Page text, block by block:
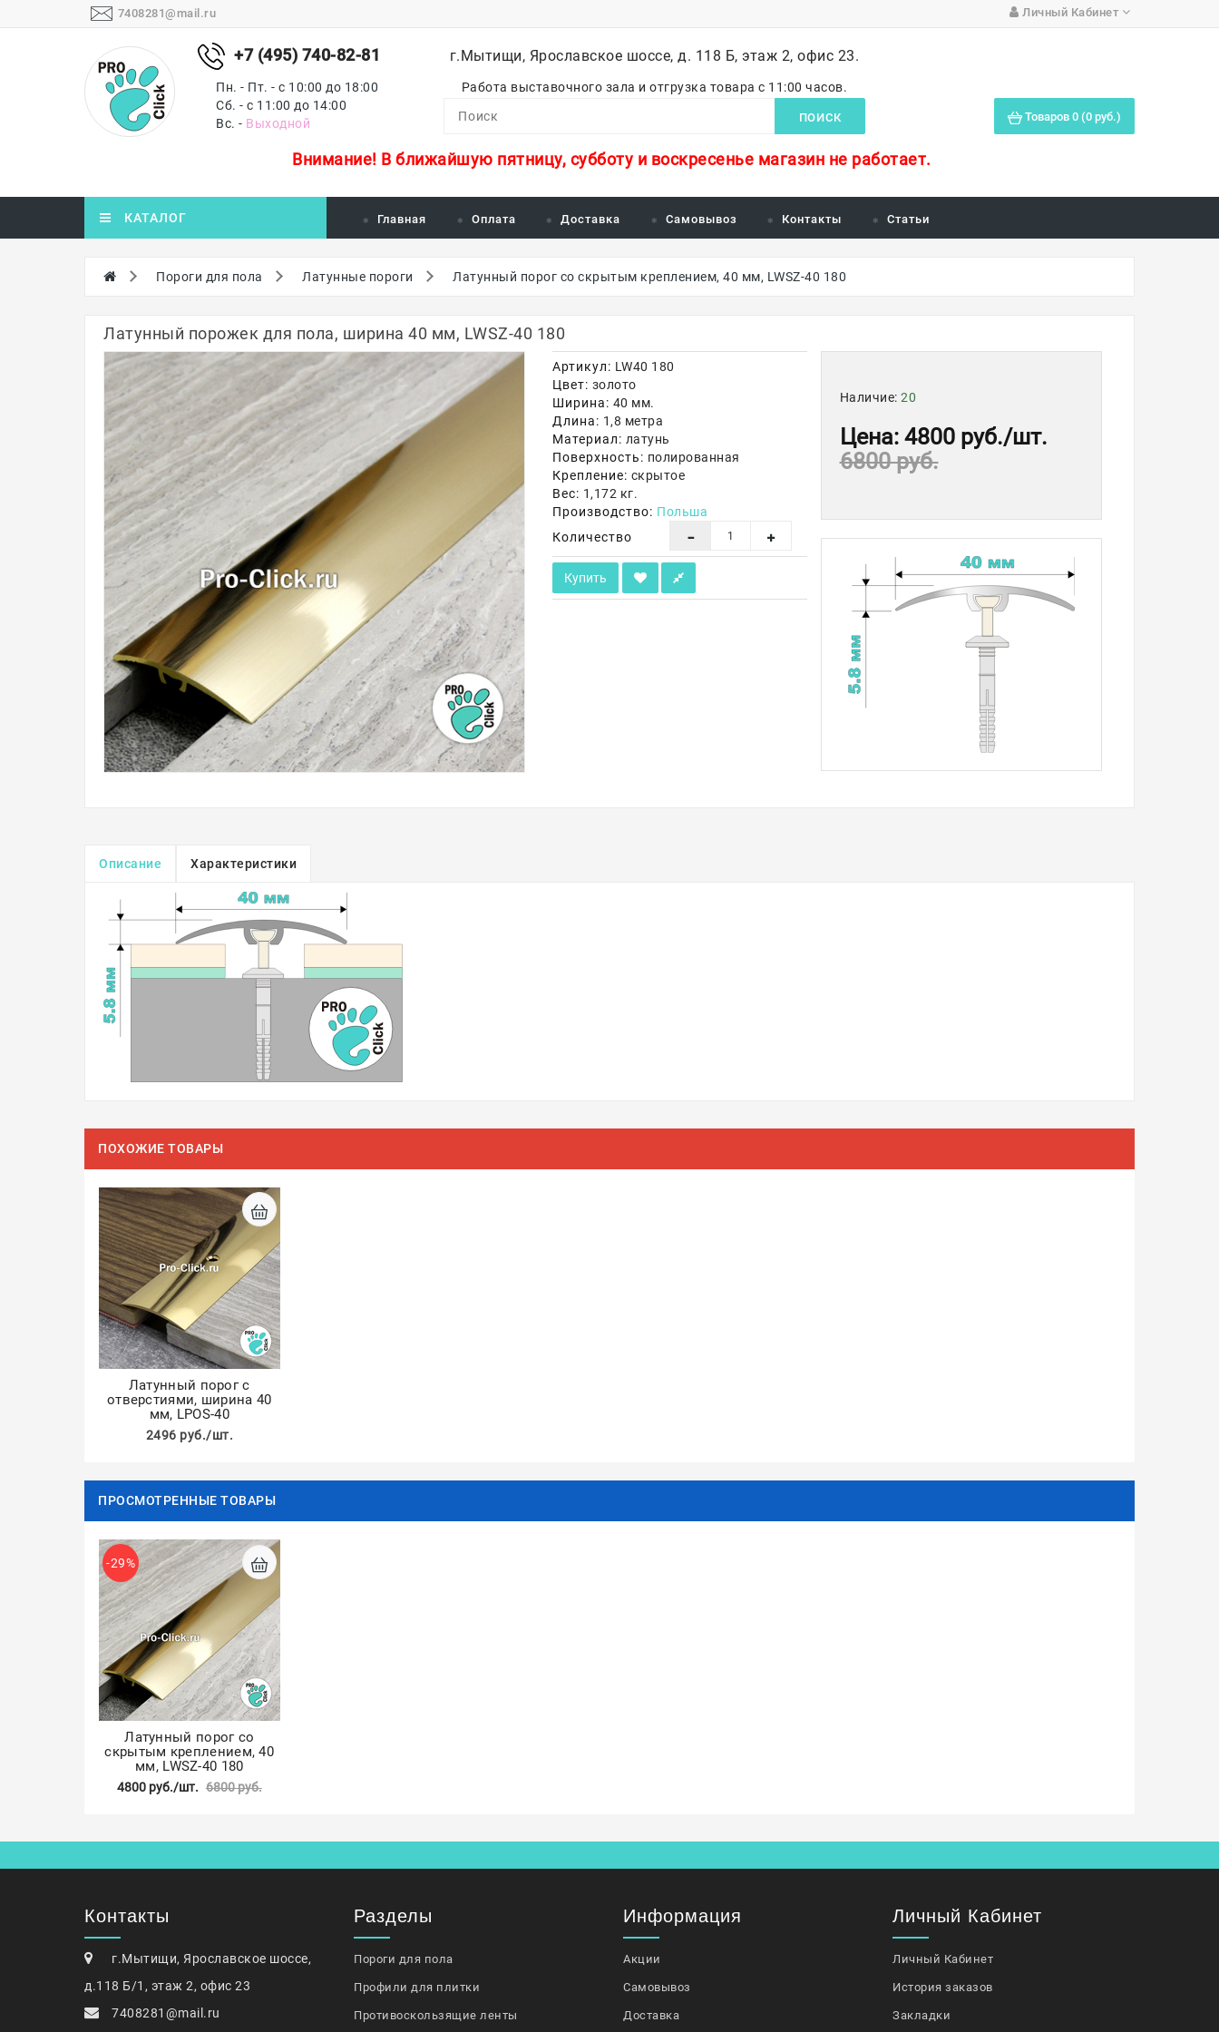
7408281@mail.ru Личный Кабинет
+7 (495) 740-82-81
Пн. - Пт. - с 10:00 до 18:00
Сб. - с 11:00 до 14:00
Вс. - Выходной
г.Мытищи, Ярославское шоссе, д. 118 Б, этаж 2, офис 23.
Работа выставочного зала и отгрузка товара с 11:00 часов.
ПОИСК Товаров 0 (0 руб.)
Внимание! В ближайшую пятницу, субботу и воскресенье магазин не работает.
КАТАЛОГ Главная Оплата Доставка Самовывоз Контакты Статьи
Пороги для пола Латунные пороги Латунный порог со скрытым креплением, 40 мм, LWSZ-40 180
Латунный порожек для пола, ширина 40 мм, LWSZ-40 180
Артикул: LW40 180
Цвет: золото
Ширина: 40 мм.
Длина: 1,8 метра
Материал: латунь
Поверхность: полированная
Крепление: скрытое
Вес: 1,172 кг.
Производство: Польша
Количество
Купить
Наличие: 20
Цена: 4800 руб./шт.
6800 руб.
Описание Характеристики
ПОХОЖИЕ ТОВАРЫ
Латунный порог с
отверстиями, ширина 40
мм, LPOS-40
2496 руб./шт.
ПРОСМОТРЕННЫЕ ТОВАРЫ
Латунный порог со
скрытым креплением, 40
мм, LWSZ-40 180
4800 руб./шт. 6800 руб.
-29%
Контакты
г.Мытищи, Ярославское шоссе,
д.118 Б/1, этаж 2, офис 23
7408281@mail.ru
Разделы
Пороги для пола
Профили для плитки
Противоскользящие ленты
Информация
Акции
Самовывоз
Доставка
Личный Кабинет
Личный Кабинет
История заказов
Закладки